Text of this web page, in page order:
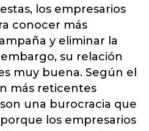
los empresarios
conocer más
y eliminar la
su relación
muy buena. Según el
más reticentes
una burocracia que
los empresarios